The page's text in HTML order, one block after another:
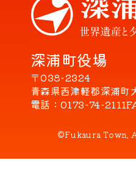
深浦町役場
〒038-2324
青森県西津軽郡深浦
電話
0173-74-2111
©Fukaura Town.